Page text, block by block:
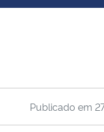
Publicado em